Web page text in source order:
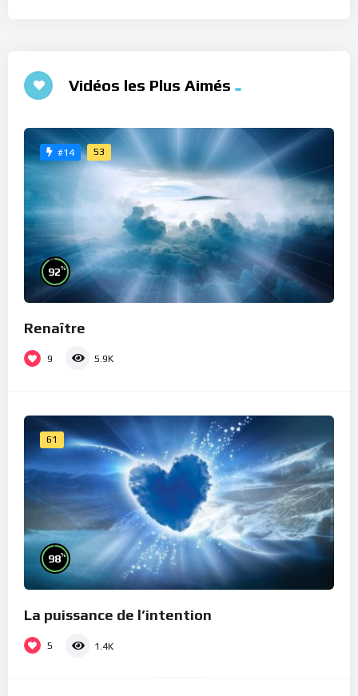
Vidéos les Plus Aimés
#14 53
92%
Renaître
9 5.9K
61
98%
La puissance de l’intention
5 1.4K